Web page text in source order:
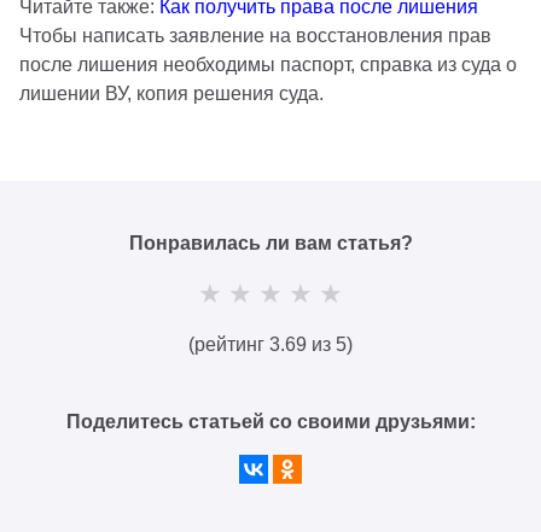
Читайте также: Как получить права после лишения
Чтобы написать заявление на восстановления прав
после лишения необходимы паспорт, справка из суда о
лишении ВУ, копия решения суда.
Понравилась ли вам статья?
(рейтинг 3.69 из 5)
Поделитесь статьей со своими друзьями: